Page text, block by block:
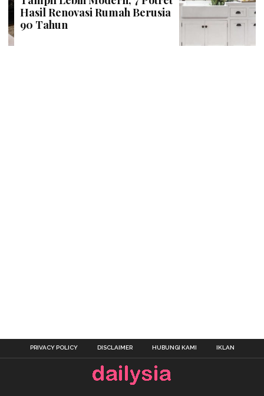
Hasil Renovasi Rumah Berusia
90 Tahun
PRIVACY POLICY DISCLAIMER HUBUNGI KAMI IKLAN